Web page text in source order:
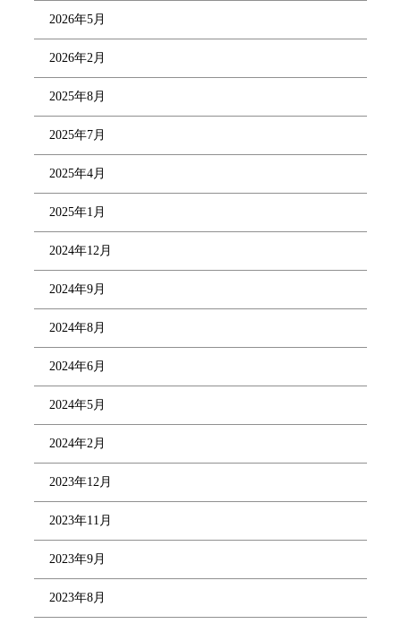
2026年5月
2026年2月
2025年8月
2025年7月
2025年4月
2025年1月
2024年12月
2024年9月
2024年8月
2024年6月
2024年5月
2024年2月
2023年12月
2023年11月
2023年9月
2023年8月